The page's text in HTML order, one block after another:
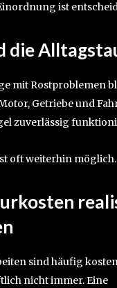
ist
die
mit Rostproblemen
Getriebe und
zuverlässig
oft weiterhin möglich.
sind häufig
nicht immer. Eine